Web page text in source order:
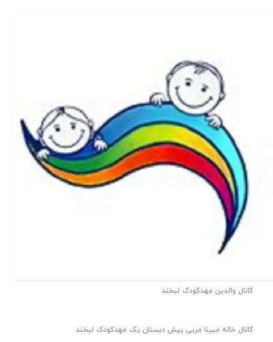
کانال والدین مهدکودک لبخند
کانال خاله مبینا مربی پیش دبستان یک مهدکودک لبخند